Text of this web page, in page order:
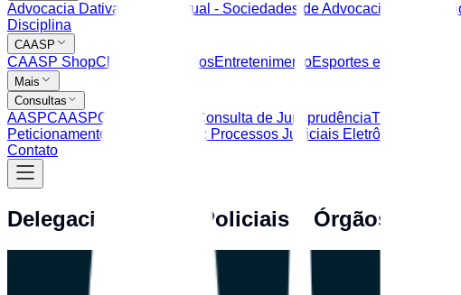
Advocacia Dativa Balcão Virtual - Sociedades de Advocacia
Disciplina
CAASP
CAASP ShopClube de ServiçosEntretenimentoEsportes e Lazer
Mais
Consultas
AASPCAASPOAB SP TJSP: Consulta de JurisprudênciaTJSP:
Peticionamento Eletrônico
TRT: Processos Judiciais Eletrônicos
Contato
Delegacias, Bases Policiais e Órgãos